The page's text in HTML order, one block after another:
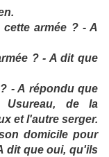
armée ? - A
? - A dit que
- A répondu que
Usureau, de la
et l'autre serger.
domicile pour
dit que oui, qu'ils